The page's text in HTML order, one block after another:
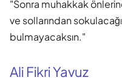
"Sonra muhakkak
ve sollarından
bulmayacaksın."
Ali Fikri Yavuz